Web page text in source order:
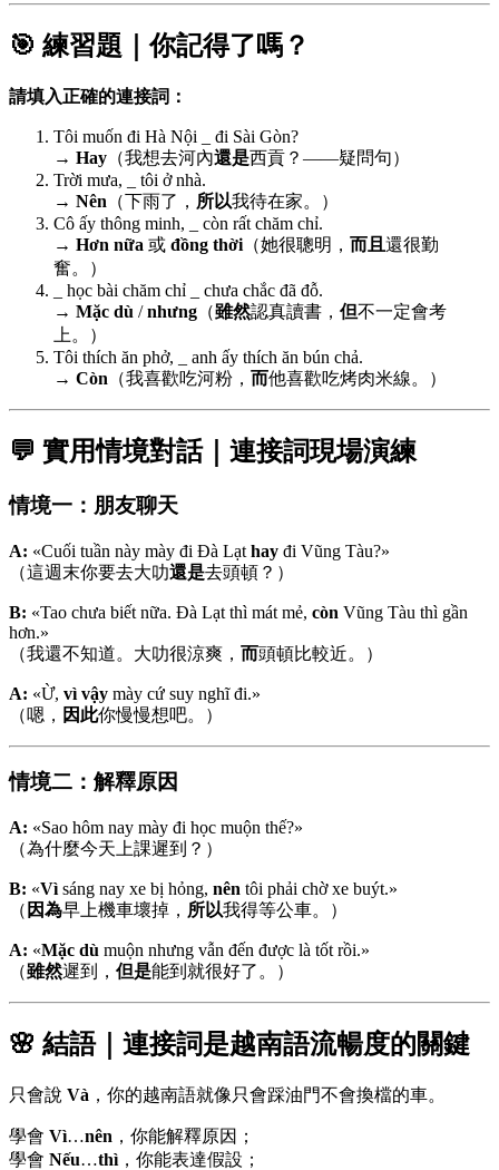
🎯 練習題｜你記得了嗎？
請填入正確的連接詞：
Tôi muốn đi Hà Nội _ đi Sài Gòn?
→ Hay （我想去河內還是西貢？——疑問句）
Trời mưa, _ tôi ở nhà.
→ Nên （下雨了， 所以我待在家。）
Cô ấy thông minh, _ còn rất chăm chỉ.
→ Hơn nữa 或 đồng thời （她很聰明， 而且 還很勤
奮。）
_ học bài chăm chỉ _ chưa chắc đã đỗ.
→ Mặc dù /nhưng （雖然認真讀書， 但不一定會考
上。）
Tôi thích ăn phở, _ anh ấy thích ăn bún chả.
→ Còn （我喜歡吃河粉， 而他喜歡吃烤肉米線。）
💬 實用情境對話｜連接詞現場演練
情境一：朋友聊天
A: «Cuối tuần này mày đi Đà Lạt hay đi Vũng Tàu?»
（這週末你要去大叻還是去頭頓？）
B: «Tao chưa biết nữa. Đà Lạt thì mát mẻ, còn Vũng Tàu thì gần
hơn.»
（我還不知道。大叻很涼爽， 而頭頓比較近。）
A: «Ừ, vì vậy mày cứ suy nghĩ đi.»
（嗯， 因此你慢慢想吧。）
情境二：解釋原因
A: «Sao hôm nay mày đi học muộn thế?»
（為什麼今天上課遲到？）
B: «Vì sáng nay xe bị hỏng, nên tôi phải chờ xe buýt.»
（ 因為早上機車壞掉， 所以我得等公車。）
A: «Mặc dù muộn nhưng vẫn đến được là tốt rồi.»
（雖然遲到， 但是能到就很好了。）
🌸 結語｜連接詞是越南語流暢度的關鍵
只會說 Và ，你的越南語就像只會踩油門不會換檔的車。
學會 Vì…nên ，你能解釋原因；
學會 Nếu…thì ，你能表達假設；